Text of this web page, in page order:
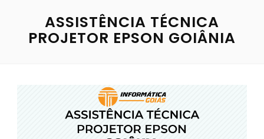
ASSISTÊNCIA TÉCNICA
PROJETOR EPSON GOIÂNIA